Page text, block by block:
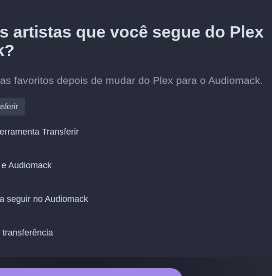
artistas que você segue do Plex
favoritos depois de mudar do Plex para o Audiomack.
Transferir
Audiomack
seguir no Audiomack